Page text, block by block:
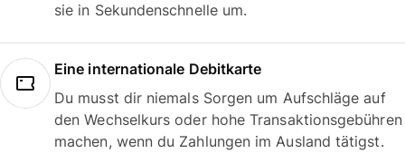
sie in Sekundenschnelle um.
Eine internationale Debitkarte
Du musst dir niemals Sorgen um Aufschläge auf
den Wechselkurs oder hohe Transaktionsgebühren
machen, wenn du Zahlungen im Ausland tätigst.